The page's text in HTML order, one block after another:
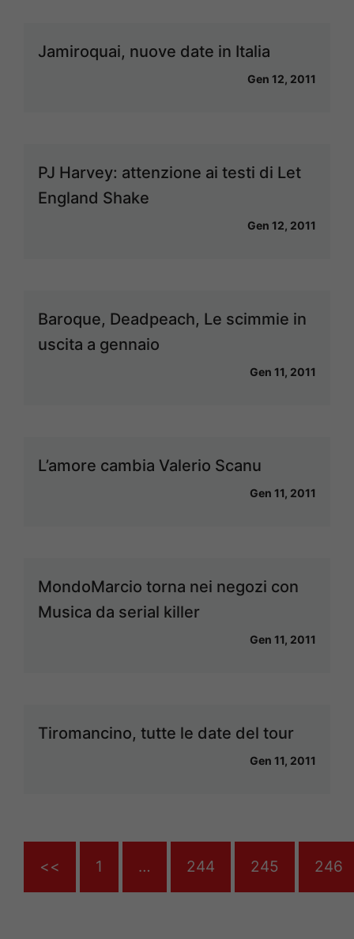
Jamiroquai, nuove date in Italia
Gen 12, 2011
PJ Harvey: attenzione ai testi di Let
England Shake
Gen 12, 2011
Baroque, Deadpeach, Le scimmie in
uscita a gennaio
Gen 11, 2011
L’amore cambia Valerio Scanu
Gen 11, 2011
MondoMarcio torna nei negozi con
Musica da serial killer
Gen 11, 2011
Tiromancino, tutte le date del tour
Gen 11, 2011
<< 1 … 244 245 246